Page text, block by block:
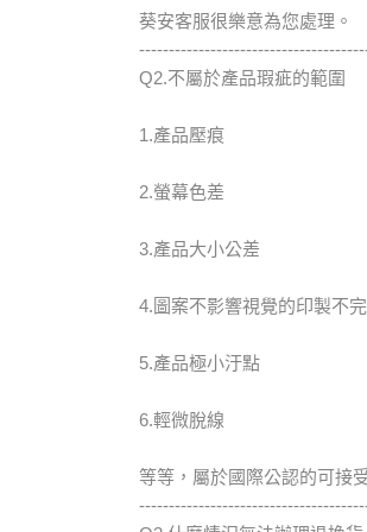
葵安客服很樂意為您處理。
Q2.不屬於產品瑕疵的範圍
1.產品壓痕
2.螢幕色差
3.產品大小公差
4.圖案不影響視覺的印製不
5.產品極小汙點
6.輕微脫線
等等，屬於國際公認的可接